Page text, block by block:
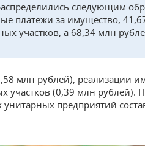
следующим
платежи за имущество,
участков, а 68,34 млн
млн рублей), реализации
участков (0,39 млн рублей).
предприятий